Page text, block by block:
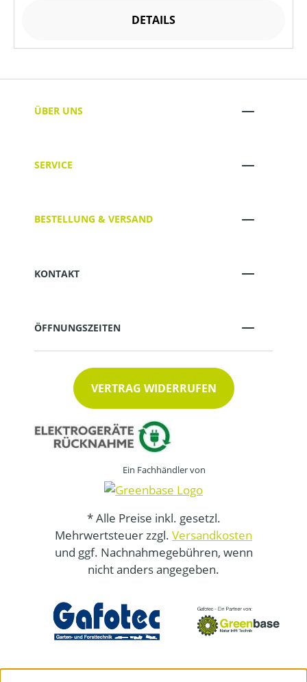
DETAILS
ÜBER UNS
SERVICE
BESTELLUNG & VERSAND
KONTAKT
ÖFFNUNGSZEITEN
VERTRAG WIDERRUFEN
Ein Fachhändler von
* Alle Preise inkl. gesetzl.
Mehrwertsteuer zzgl. Versandkosten
und ggf. Nachnahmegebühren, wenn
nicht anders angegeben.